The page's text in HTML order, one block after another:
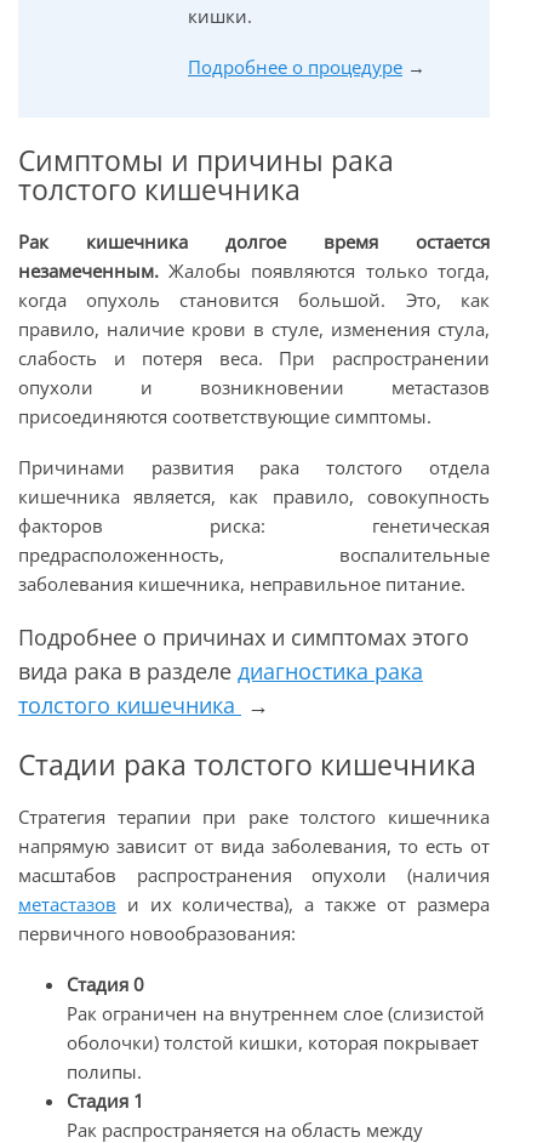
кишки.
Подробнее о процедуре →
Симптомы и причины рака
толстого кишечника
Рак кишечника долгое время остается
незамеченным. Жалобы появляются только тогда,
когда опухоль становится большой. Это, как
правило, наличие крови в стуле, изменения стула,
слабость и потеря веса. При распространении
опухоли и возникновении метастазов
присоединяются соответствующие симптомы.
Причинами развития рака толстого отдела
кишечника является, как правило, совокупность
факторов риска: генетическая
предрасположенность, воспалительные
заболевания кишечника, неправильное питание.
Подробнее о причинах и симптомах этого
вида рака в разделе диагностика рака
толстого кишечника →
Стадии рака толстого кишечника
Стратегия терапии при раке толстого кишечника
напрямую зависит от вида заболевания, то есть от
масштабов распространения опухоли (наличия
метастазов и их количества), а также от размера
первичного новообразования:
Стадия 0
Рак ограничен на внутреннем слое (слизистой
оболочки) толстой кишки, которая покрывает
полипы.
Стадия 1
Рак распространяется на область между